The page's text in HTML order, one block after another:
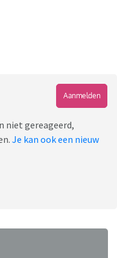
Aanmelden
niet gereageerd,
Je kan ook een nieuw